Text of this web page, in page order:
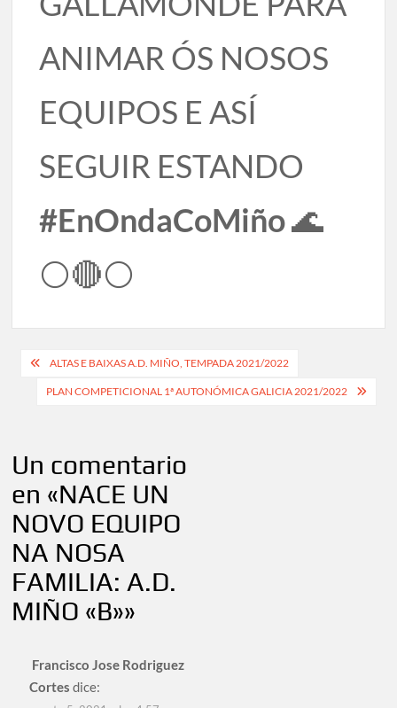
ANIMAR ÓS NOSOS
EQUIPOS E ASÍ
SEGUIR ESTANDO
#EnOndaCoMiño🌊
⚪🔴⚪
Navegación
ALTAS E BAIXAS A.D. MIÑO, TEMPADA 2021/2022
PLAN COMPETICIONAL 1ª AUTONÓMICA GALICIA 2021/2022
Un comentario
en «NACE UN
NOVO EQUIPO
NA NOSA
FAMILIA: A.D.
MIÑO «B»»
Francisco Jose Rodriguez
Cortes dice: